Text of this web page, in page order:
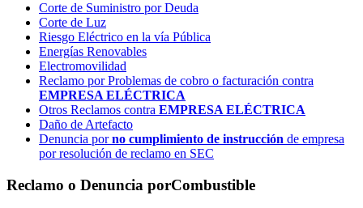
Corte de Suministro por Deuda
Corte de Luz
Riesgo Eléctrico en la vía Pública
Energías Renovables
Electromovilidad
Reclamo por Problemas de cobro o facturación contra
EMPRESA ELÉCTRICA
Otros Reclamos contra EMPRESA ELÉCTRICA
Daño de Artefacto
Denuncia porno cumplimiento de instrucción de empresa
por resolución de reclamo en SEC
Reclamo o Denuncia porCombustible